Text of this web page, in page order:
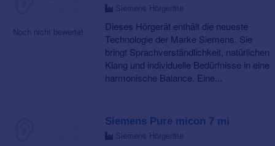
Noch nicht bewertet.
Siemens Hörgeräte
Dieses Hörgerät enthält die neueste
Technologie der Marke Siemens. Sie
bringt Sprachverständlichkeit, natürlichen
Klang und individuelle Bedürfnisse in eine
harmonische Balance. Eine...
Siemens Pure micon 7 mi
Siemens Hörgeräte